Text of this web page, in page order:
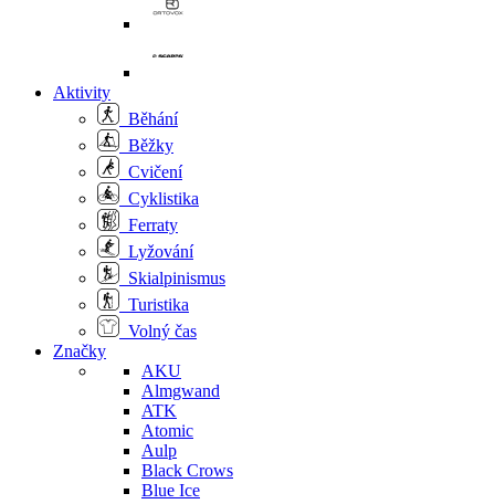
Aktivity
Běhání
Běžky
Cvičení
Cyklistika
Ferraty
Lyžování
Skialpinismus
Turistika
Volný čas
Značky
AKU
Almgwand
ATK
Atomic
Aulp
Black Crows
Blue Ice